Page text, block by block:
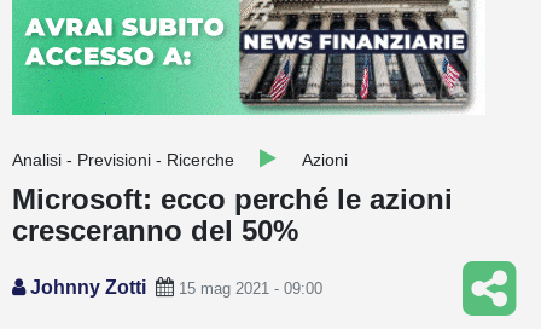
Trading
Education
Quotazioni
Conto IG
Guru Monitor
Analisi - Previsioni - Ricerche Azioni
Microsoft: ecco perché le azioni
cresceranno del 50%
Johnny Zotti 15 mag 2021 - 09:00